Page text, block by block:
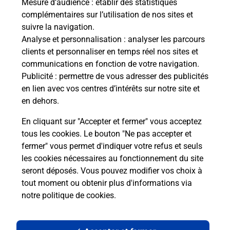
Mesure d’audience : établir des statistiques
complémentaires sur l’utilisation de nos sites et
suivre la navigation.
Analyse et personnalisation : analyser les parcours
clients et personnaliser en temps réel nos sites et
communications en fonction de votre navigation.
Publicité : permettre de vous adresser des publicités
en lien avec vos centres d’intérêts sur notre site et
en dehors.
En cliquant sur "Accepter et fermer" vous acceptez
tous les cookies. Le bouton "Ne pas accepter et
fermer" vous permet d'indiquer votre refus et seuls
les cookies nécessaires au fonctionnement du site
seront déposés. Vous pouvez modifier vos choix à
tout moment ou obtenir plus d'informations via
notre politique de cookies.
Boîte aux Lettres La Poste
Prochaine collecte du courrierjeudià 09h00
4 Rue De Chatellenot
21320 Arconcey
Le lien s'ouvre dans un nouvel onglet
Localiser Liste Boîtes aux lettres Côte-d'Or Arconcey